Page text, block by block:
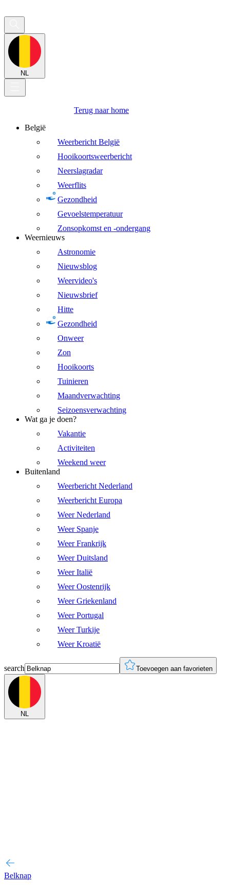
NL
Terug naar home
België
Weerbericht België
Hooikoortsweerbericht
Neerslagradar
Weerflits
Gezondheid
Gevoelstemperatuur
Zonsopkomst en -ondergang
Weernieuws
Astronomie
Nieuwsblog
Weervideo's
Nieuwsbrief
Hitte
Gezondheid
Onweer
Zon
Hooikoorts
Tuinieren
Maandverwachting
Seizoensverwachting
Wat ga je doen?
Vakantie
Activiteiten
Weekend weer
Buitenland
Weerbericht Nederland
Weerbericht Europa
Weer Nederland
Weer Spanje
Weer Frankrijk
Weer Duitsland
Weer Italië
Weer Oostenrijk
Weer Griekenland
Weer Portugal
Weer Turkije
Weer Kroatië
search Toevoegen aan favorieten
NL
Belknap